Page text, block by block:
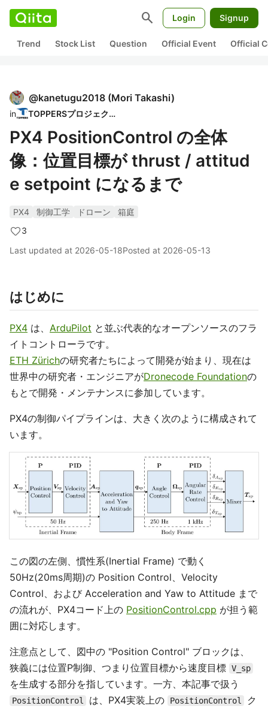
search Login Signup
Trend Stock List Question Official Event Official
@kanetugu2018 (Mori Takashi)
in TOPPERSプロジェクト
PX4 PositionControl の全体
像：位置目標が thrust / attitud
e setpoint になるまで
PX4 制御工学 ドローン
箱庭
3
Last updated at 2026-05-18Posted at 2026-05-13
はじめに
PX4 は、 ArduPilot と並ぶ代表的なオープンソースのフラ
イトコントローラです。
ETH Zürichの研究者たちによって開発が始まり、現在は
世界中の研究者・エンジニアがDronecode Foundationの
もとで開発・メンテナンスに参加しています。
PX4の制御パイプラインは、大きく次のように構成されて
います。
この図の左側、慣性系(Inertial Frame) で動く
50Hz(20ms周期)の Position Control、Velocity
Control、および Acceleration and Yaw to Attitude まで
の流れが、PX4コード上の PositionControl.cpp が担う範
囲に対応します。
注意点として、図中の "Position Control" ブロックは、
狭義には位置P制御、つまり位置目標から速度目標 V_sp
を生成する部分を指しています。一方、本記事で扱う
PositionControl は、PX4実装上の PositionControl
ク